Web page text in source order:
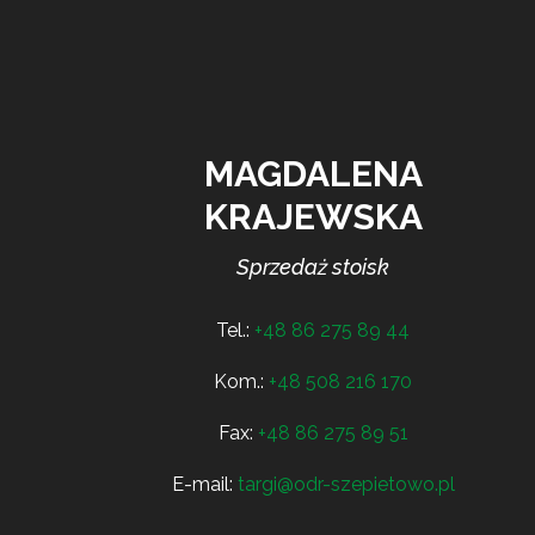
MAGDALENA
KRAJEWSKA
Sprzedaż stoisk
Tel.: +48 86 275 89 44
Kom.: +48 508 216 170
Fax: +48 86 275 89 51
E-mail: targi@odr-szepietowo.pl